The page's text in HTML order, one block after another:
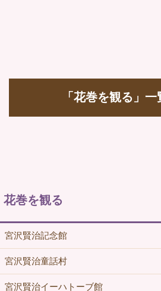
「花巻を観る」
花巻を観る
宮沢賢治記念館
宮沢賢治童話村
宮沢賢治イーハトーブ館